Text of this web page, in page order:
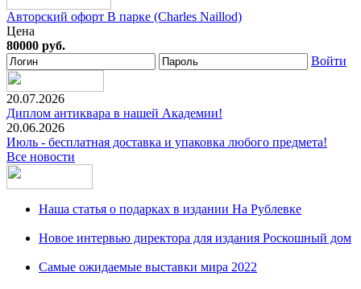
Авторский офорт В парке (Charles Naillod)
Цена
80000 руб.
Войти
20.07.2026
Диплом антиквара в нашей Академии!
20.06.2026
Июль - бесплатная доставка и упаковка любого предмета!
Все новости
Наша статья о подарках в издании На Рублевке
Новое интервью директора для издания Роскошный дом
Самые ожидаемые выставки мира 2022